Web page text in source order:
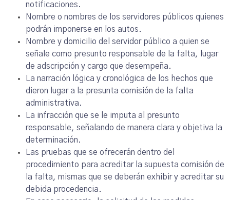
notificaciones.
Nombre o nombres de los servidores públicos quienes
podrán imponerse en los autos.
Nombre y domicilio del servidor público a quien se
señale como presunto responsable de la falta, lugar
de adscripción y cargo que desempeña.
La narración lógica y cronológica de los hechos que
dieron lugar a la presunta comisión de la falta
administrativa.
La infracción que se le imputa al presunto
responsable, señalando de manera clara y objetiva la
determinación.
Las pruebas que se ofrecerán dentro del
procedimiento para acreditar la supuesta comisión de
la falta, mismas que se deberán exhibir y acreditar su
debida procedencia.